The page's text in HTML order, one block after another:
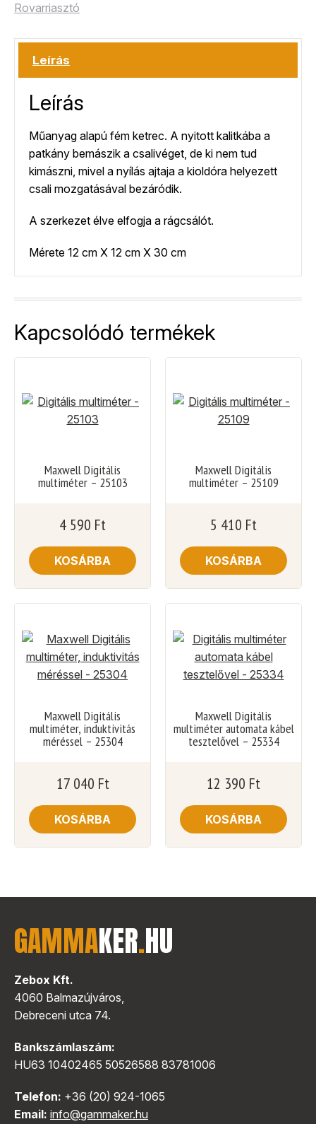
Rovarriasztó
Leírás
Leírás
Műanyag alapú fém ketrec. A nyitott kalitkába a
patkány bemászik a csalivéget, de ki nem tud
kimászni, mivel a nyílás ajtaja a kioldóra helyezett
csali mozgatásával bezáródik.
A szerkezet élve elfogja a rágcsálót.
Mérete 12 cm X 12 cm X 30 cm
Kapcsolódó termékek
Maxwell Digitális
multiméter – 25103
4 590 Ft
KOSÁRBA
Maxwell Digitális
multiméter – 25109
5 410 Ft
KOSÁRBA
Maxwell Digitális
multiméter, induktivitás
méréssel – 25304
17 040 Ft
KOSÁRBA
Maxwell Digitális
multiméter automata kábel
tesztelővel – 25334
12 390 Ft
KOSÁRBA
GAMMAKER.HU
Zebox Kft.
4060 Balmazújváros,
Debreceni utca 74.
Bankszámlaszám:
HU63 10402465 50526588 83781006
Telefon: +36 (20) 924-1065
Email: info@gammaker.hu